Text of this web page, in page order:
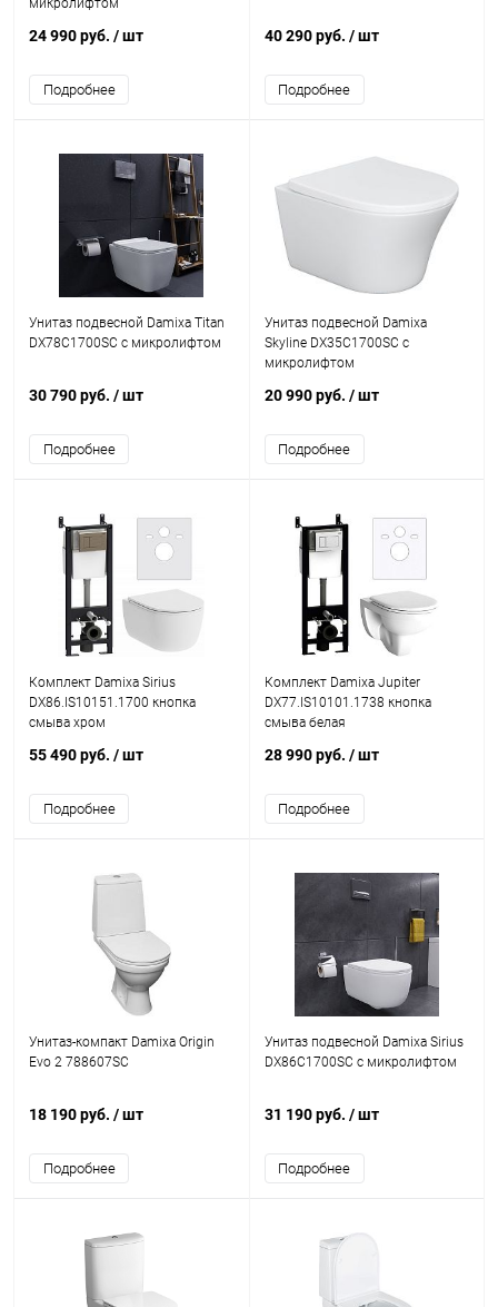
микролифтом
24 990 руб. / шт
Подробнее
40 290 руб. / шт
Подробнее
Унитаз подвесной Damixa Titan
DX78C1700SC с микролифтом
30 790 руб. / шт
Подробнее
Унитаз подвесной Damixa
Skyline DX35C1700SC с
микролифтом
20 990 руб. / шт
Подробнее
Комплект Damixa Sirius
DX86.IS10151.1700 кнопка
смыва хром
55 490 руб. / шт
Подробнее
Комплект Damixa Jupiter
DX77.IS10101.1738 кнопка
смыва белая
28 990 руб. / шт
Подробнее
Унитаз-компакт Damixa Origin
Evo 2 788607SC
18 190 руб. / шт
Подробнее
Унитаз подвесной Damixa Sirius
DX86C1700SC с микролифтом
31 190 руб. / шт
Подробнее